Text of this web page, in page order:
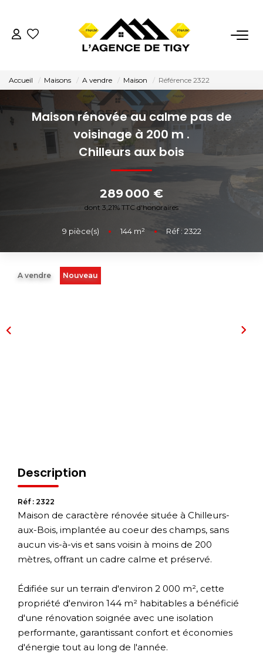
LOCATIONS
ESTIMATION
NOTRE AGENCE
Nous Contacter
Nos Témoignages
02.38.58.10.79
Accueil Maisons A vendre Maison Référence 2322
Maison rénovée au calme pas de
voisinage à 200 m .
Chilleurs aux bois
289 000 €
dont 3,21% TTC d'honoraires
9 pièce(s) • 144m² • Réf : 2322
A vendre Nouveau
Description
Réf : 2322
Maison de caractère rénovée située à Chilleurs-
aux-Bois, implantée au coeur des champs, sans
aucun vis-à-vis et sans voisin à moins de 200
mètres, offrant un cadre calme et préservé.
Édifiée sur un terrain d'environ 2 000 m², cette
propriété d'environ 144 m² habitables a bénéficié
d'une rénovation soignée avec une isolation
performante, garantissant confort et économies
d'énergie tout au long de l'année.